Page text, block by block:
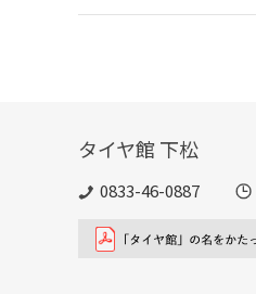
タイヤ館 下松
0833-46-0887